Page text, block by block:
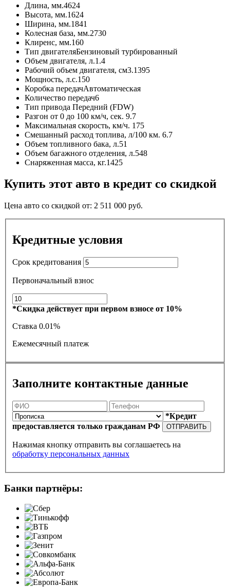
Длина, мм.4624
Высота, мм.1624
Ширина, мм.1841
Колесная база, мм.2730
Клиренс, мм.160
Тип двигателяБензиновый турбированный
Объем двигателя, л.1.4
Рабочий объем двигателя, см3.1395
Мощность, л.с.150
Коробка передачАвтоматическая
Количество передач6
Тип привода Передний (FDW)
Разгон от 0 до 100 км/ч, сек. 9.7
Максимальная скорость, км/ч. 175
Смешанный расход топлива, л/100 км. 6.7
Объем топливного бака, л.51
Объем багажного отделения, л.548
Снаряженная масса, кг.1425
Купить этот авто в кредит со скидкой
Цена авто со скидкой от: 2 511 000 руб.
Кредитные условия
Срок кредитования
Первоначальный взнос
*Скидка действует при первом взносе от 10%
Ставка 0.01%
Ежемесячный платеж
Заполните контактные данные
*Кредит
предоставляется только гражданам РФ
ОТПРАВИТЬ
Нажимая кнопку отправить вы соглашаетесь на
обработку персональных данных
Банки партнёры: